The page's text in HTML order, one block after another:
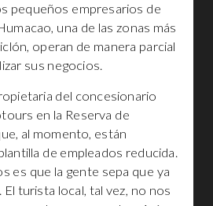
pequeños empresarios de
una de las zonas más
operan de manera parcial
sus negocios.
del concesionario
en la Reserva de
al momento, están
de empleados reducida.
es que la gente sepa que ya
turista local, tal vez, no nos